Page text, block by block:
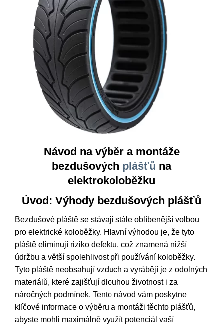
Návod na výběr a montáže
bezdušových plášťů na
elektrokoloběžku
Úvod: Výhody bezdušových plášťů
Bezdušové pláště se stávají stále oblíbenější volbou
pro elektrické koloběžky. Hlavní výhodou je, že tyto
pláště eliminují riziko defektu, což znamená nižší
údržbu a větší spolehlivost při používání koloběžky.
Tyto pláště neobsahují vzduch a vyrábějí je z odolných
materiálů, které zajišťují dlouhou životnost i za
náročných podmínek. Tento návod vám poskytne
klíčové informace o výběru a montáži těchto plášťů,
abyste mohli maximálně využít potenciál vaší